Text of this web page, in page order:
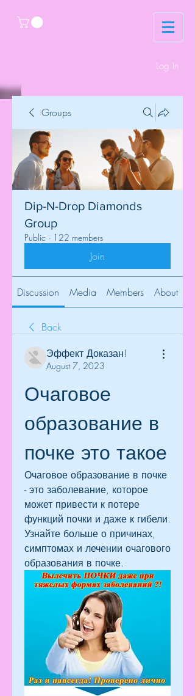
Log In
Groups
Dip-N-Drop Diamonds
Group
Public · 122 members
Join
Discussion Media Members About
Back
Эффект Доказан!
August 7, 2023
Очаговое
образование в
почке это такое
Очаговое образование в почке
- это заболевание, которое
может привести к потере
функций почки и даже к гибели.
Узнайте больше о причинах,
симптомах и лечении очагового
образования в почке.